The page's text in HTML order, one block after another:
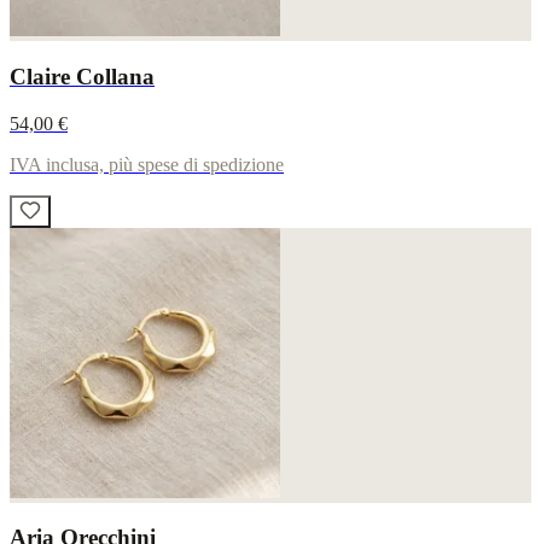
Claire Collana
54,00 €
IVA inclusa, più spese di spedizione
Aria Orecchini